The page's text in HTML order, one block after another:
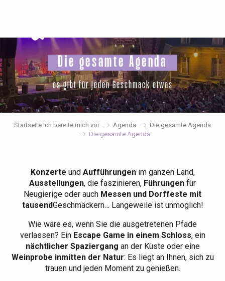
principal
Die gesamte Agenda
es gibt für jeden Geschmack etwas
Startseite Ich bereite mich vor Agenda
Die gesamte Agenda
Die gesamte Agenda
Konzerte und Aufführungenim ganzen Land,
Ausstellungen, die faszinieren, Führungen für
Neugierige oder auch Messen und Dorffeste mit
tausendGeschmäckern… Langeweile ist unmöglich!
Wie wäre es, wenn Sie die ausgetretenen Pfade
verlassen? EinEscape Game in einem Schloss, ein
nächtlicher Spaziergang an der Küste oder eine
Weinprobe inmitten der Natur: Es liegt an Ihnen, sich zu
trauen und jeden Moment zu genießen.